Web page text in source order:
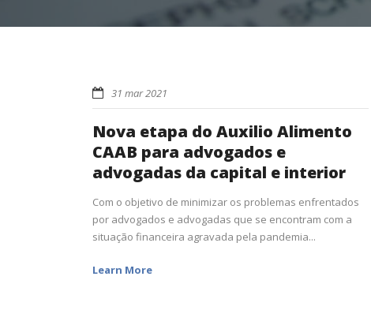
31 mar 2021
Nova etapa do Auxilio Alimento
CAAB para advogados e
advogadas da capital e interior
Com o objetivo de minimizar os problemas enfrentados
por advogados e advogadas que se encontram com a
situação financeira agravada pela pandemia...
Learn More